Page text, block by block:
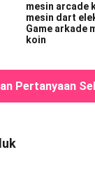
mesin arcade
mesin dart
Game arkade
koin
Pertanyaan